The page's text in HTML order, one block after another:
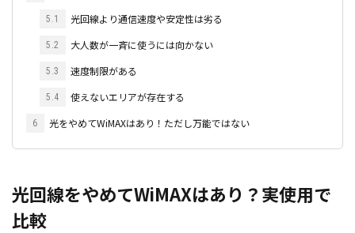
5.1 光回線より通信速度や安定性は劣る
5.2 大人数が一斉に使うには向かない
5.3 速度制限がある
5.4 使えないエリアが存在する
6 光をやめてWiMAXはあり！ただし万能ではない
光回線をやめてWiMAXはあり？実使用で
比較